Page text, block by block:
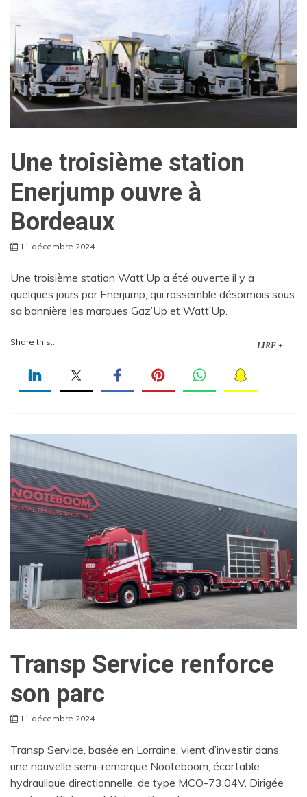
Une troisième station
Enerjump ouvre à
Bordeaux
11 décembre 2024
Une troisième station Watt’Up a été ouverte il y a
quelques jours par Enerjump, qui rassemble désormais sous
sa bannière les marques Gaz’Up et Watt’Up.
Share this... LIRE +
Transp Service renforce
son parc
11 décembre 2024
Transp Service, basée en Lorraine, vient d’investir dans
une nouvelle semi-remorque Nooteboom, écartable
hydraulique directionnelle, de type MCO-73.04V. Dirigée